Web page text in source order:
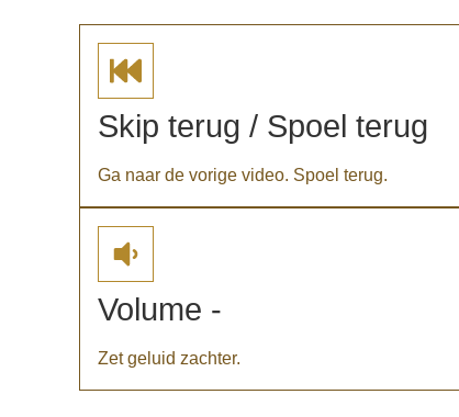
Skip terug / Spoel terug
Ga naar de vorige video. Spoel terug.
Volume -
Zet geluid zachter.